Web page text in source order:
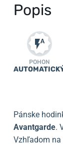
Popis
POHON
Pánske
Avantgarde.
Vzhľadom